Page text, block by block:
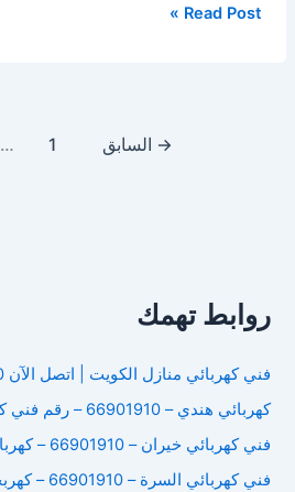
فني
Read Post »
→ السابق 1
…
روابط تهمك
فني كهربائي منازل الكويت | اتصل الآن 66901910
كهربائي هندي – 66901910 – رقم فني كهربائي هندي
فني كهربائي خيران – 66901910 – كهربائي الشليهات – بنيدر
فني كهربائي السرة – 66901910 – كهربجي – رقم معلم